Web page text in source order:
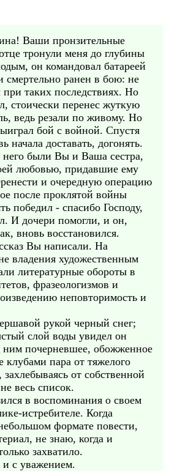
Ваши пронзительные
тронули меня до глубины
он командовал батареей
смертельно ранен в бою: не
таких последствиях. Но
стоически перенес жуткую
ведь резали по живому. Но
бой с войной. Спустя
начала доставать, догонять.
были Вы и Ваша сестра,
любовью, придавшие ему
и очередную операцию
после проклятой войны
победил - спасибо Господу,
И дочери помогли, и он,
вновь восстановился.
Вы написали. На
владения художественным
литературные обороты в
фразеологизмов и
неповторимость и
рукой черный снег;
слой воды увидел он
ним почерневшее, обожженное
пара от тяжелого
от собственной
весь список.
в воспоминания о своем
истребителе. Когда
формате повести,
не знаю, когда и
захватило.
и с уважением.